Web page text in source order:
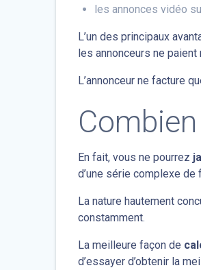
les annonces vidéo
L’un des principaux
les annonceurs ne paient
L’annonceur ne facture
En fait, vous ne pourrez
d’une série complexe
La nature hautement
constamment.
La meilleure façon de
d’essayer d’obtenir la